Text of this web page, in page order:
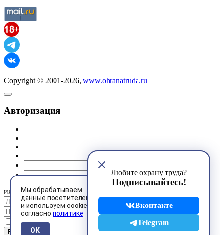
Мы обрабатываем
данные посетителей
и используем cookies
согласно политике
ОК
Любите охрану труда?
Подписывайтесь!
Вконтакте
Telegram
Copyright © 2001-2026, www.ohranatruda.ru
Авторизация
или
Запомнить меня